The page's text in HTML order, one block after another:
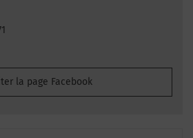
la page Facebook